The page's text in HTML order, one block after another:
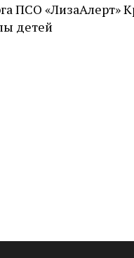
ПСО «ЛизаАлерт»
детей